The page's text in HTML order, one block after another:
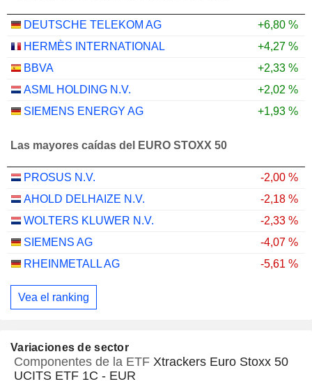
DEUTSCHE TELEKOM AG
+6,80 %
HERMÈS INTERNATIONAL
+4,27 %
BBVA
+2,33 %
ASML HOLDING N.V.
+2,02 %
SIEMENS ENERGY AG
+1,93 %
Las mayores caídas del EURO STOXX 50
PROSUS N.V.
-2,00 %
AHOLD DELHAIZE N.V.
-2,18 %
WOLTERS KLUWER N.V.
-2,33 %
SIEMENS AG
-4,07 %
RHEINMETALL AG
-5,61 %
Vea el ranking
Variaciones de sector
Componentes de la ETF Xtrackers Euro Stoxx 50
UCITS ETF 1C - EUR